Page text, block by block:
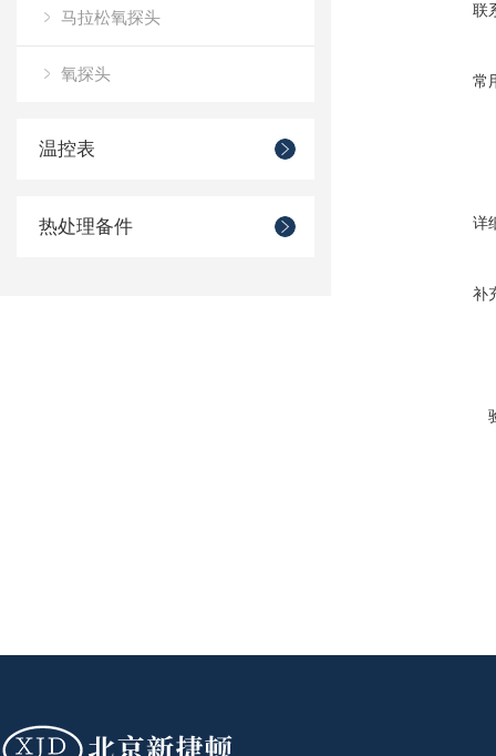
马拉松氧探头
氧探头
温控表
热处理备件
联
常
详
补